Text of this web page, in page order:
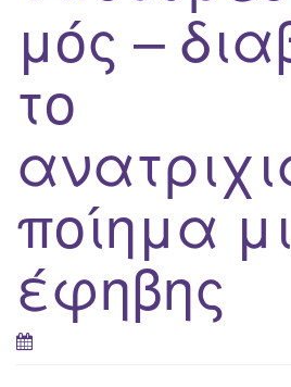
μός –
το
ποίημα
έφηβης